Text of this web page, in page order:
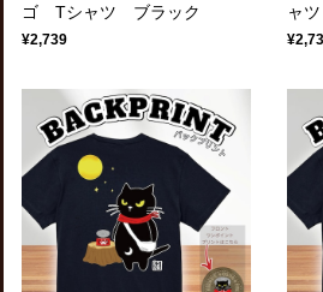
ゴ Tシャツ ブラック
¥2,739
ャ